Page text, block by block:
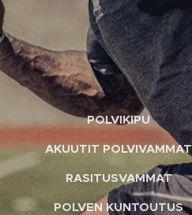
POLVIKIPU
AKUUTIT POLVIVAMMAT
RASITUSVAMMAT
POLVEN KUNTOUTUS